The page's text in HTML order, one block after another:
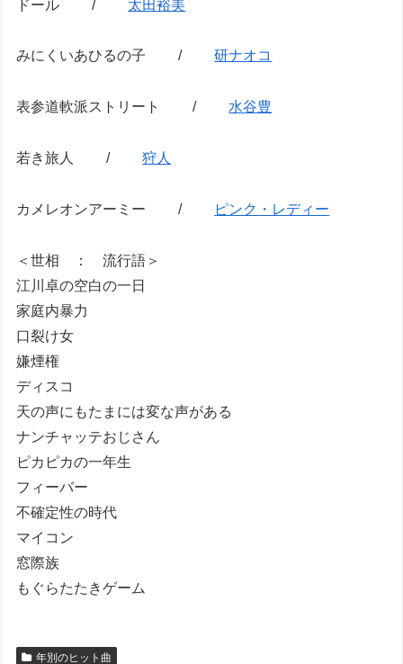
ドール / 太田裕美
みにくいあひるの子 /研ナオコ
表参道軟派ストリート / 水谷豊
若き旅人 /狩人
カメレオンアーミー / ピンク・レディー
＜世相 ： 流行語＞
江川卓の空白の一日
家庭内暴力
口裂け女
嫌煙権
ディスコ
天の声にもたまには変な声がある
ナンチャッテおじさん
ピカピカの一年生
フィーバー
不確定性の時代
マイコン
窓際族
もぐらたたきゲーム
年別のヒット曲